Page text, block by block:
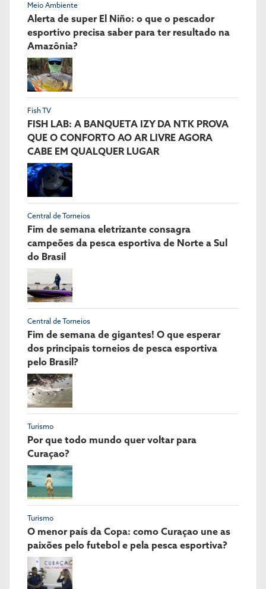
Meio Ambiente
Alerta de super El Niño: o que o pescador
esportivo precisa saber para ter resultado na
Amazônia?
Fish TV
FISH LAB: A BANQUETA IZY DA NTK PROVA
QUE O CONFORTO AO AR LIVRE AGORA
CABE EM QUALQUER LUGAR
Central de Torneios
Fim de semana eletrizante consagra
campeões da pesca esportiva de Norte a Sul
do Brasil
Central de Torneios
Fim de semana de gigantes! O que esperar
dos principais torneios de pesca esportiva
pelo Brasil?
Turismo
Por que todo mundo quer voltar para
Curaçao?
Turismo
O menor país da Copa: como Curaçao une as
paixões pelo futebol e pela pesca esportiva?